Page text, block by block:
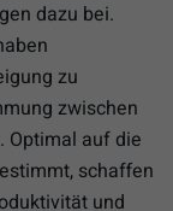
dazu bei.
zu
zwischen
Optimal auf die
schaffen
und